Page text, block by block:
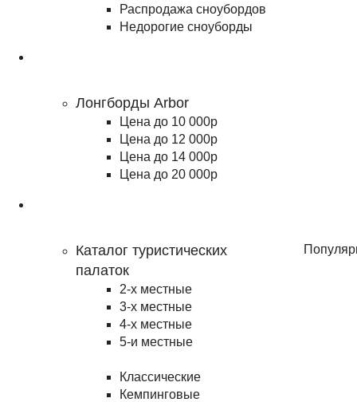
Распродажа сноубордов
Недорогие сноуборды
Лонгборды Arbor
Цена до 10 000р
Цена до 12 000р
Цена до 14 000р
Цена до 20 000р
Каталог туристических
палаток
2-х местные
3-х местные
4-х местные
5-и местные
Классические
Кемпинговые